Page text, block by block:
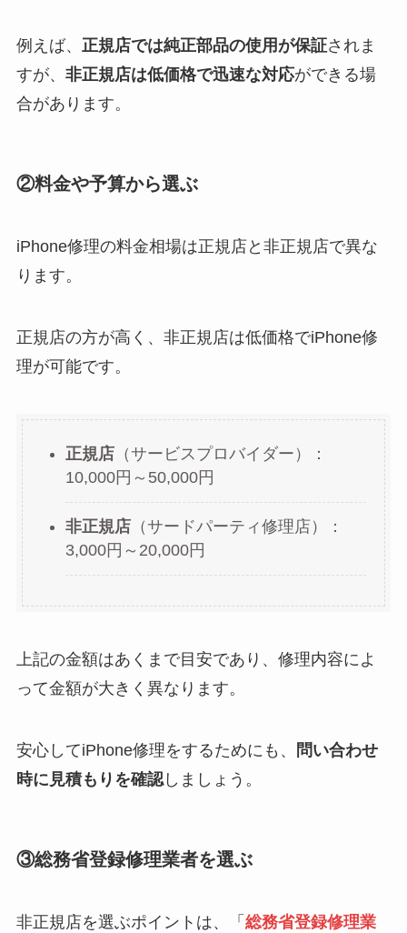
例えば、 正規店では純正部品の使用が保証されま
すが、 非正規店は低価格で迅速な対応ができる場
合があります。
②料金や予算から選ぶ
iPhone修理の料金相場は正規店と非正規店で異な
ります。
正規店の方が高く、非正規店は低価格でiPhone修
理が可能です。
正規店（サービスプロバイダー）：
10,000円～50,000円
非正規店（サードパーティ修理店）：
3,000円～20,000円
上記の金額はあくまで目安であり、修理内容によ
って金額が大きく異なります。
安心してiPhone修理をするためにも、
問い合わせ
時に見積もりを確認しましょう。
③総務省登録修理業者を選ぶ
非正規店を選ぶポイントは、「 総務省登録修理業